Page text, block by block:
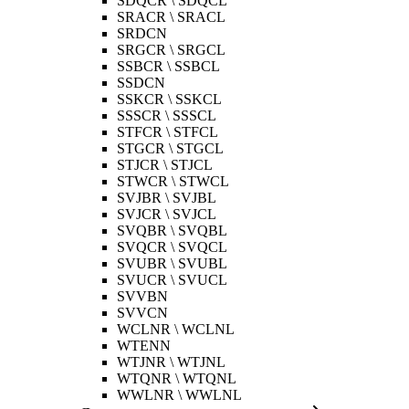
SRACR \ SRACL
SRDCN
SRGCR \ SRGCL
SSBCR \ SSBCL
SSDCN
SSKCR \ SSKCL
SSSCR \ SSSCL
STFCR \ STFCL
STGCR \ STGCL
STJCR \ STJCL
STWCR \ STWCL
SVJBR \ SVJBL
SVJCR \ SVJCL
SVQBR \ SVQBL
SVQCR \ SVQCL
SVUBR \ SVUBL
SVUCR \ SVUCL
SVVBN
SVVCN
WCLNR \ WCLNL
WTENN
WTJNR \ WTJNL
WTQNR \ WTQNL
WWLNR \ WWLNL